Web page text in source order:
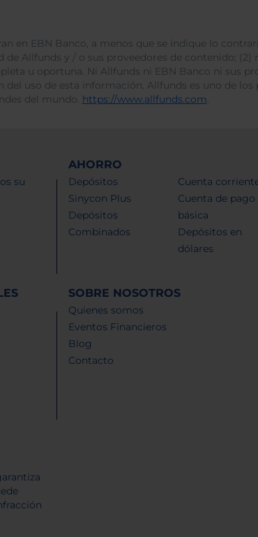
en EBN Banco, a menos que se indique lo
de Allfunds y / o sus proveedores de contenido;
u oportuna. Ni Allfunds ni EBN Banco ni sus
del uso de esta información. Allfunds es uno de
del mundo. https://www.allfunds.com.
su
AHORRO
Depósitos
Sinycon Plus
Depósitos
Combinados
Cuenta
Cuenta de pago
básica
Depósitos en
dólares
SOBRE NOSOTROS
Quienes somos
Eventos Financieros
Blog
Contacto